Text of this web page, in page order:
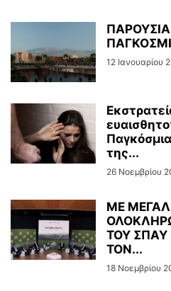
12 Ιανουαρίου
της...
26 Νοεμβρίου
ΜΕ
ΤΟΥ ΣΠΑΥ
ΤΟΝ...
18 Νοεμβρίου